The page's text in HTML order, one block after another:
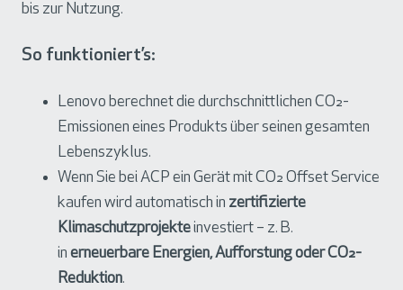
bis zur Nutzung.
So funktioniert’s:
Lenovo berechnet die durchschnittlichen CO₂-
Emissionen eines Produkts über seinen gesamten
Lebenszyklus.
Wenn Sie bei ACP ein Gerät mit CO₂ Offset Service
kaufen wird automatisch in zertifizierte
Klimaschutzprojekteinvestiert – z. B.
in erneuerbare Energien, Aufforstung oder CO₂-
Reduktion.